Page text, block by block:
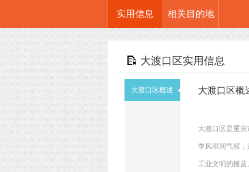
实用信息 相关目的地
大渡口区实用信息
大渡口区概述 大渡口区概
大渡口区是重
季风湿润气候
工业文明的摇